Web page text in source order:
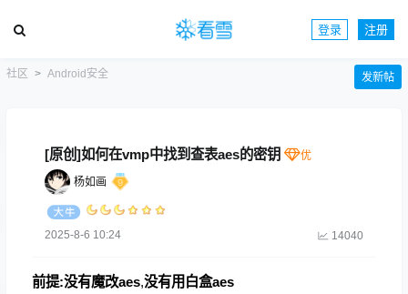
登录 注册
社区 Android安全 发新帖
[原创]如何在vmp中找到查表aes的密钥
杨如画
2025-8-6 10:24 14040
前提:没有魔改aes,没有用白盒aes